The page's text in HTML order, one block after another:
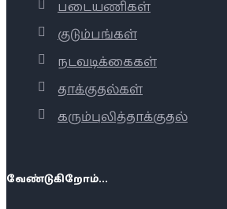
படையணிகள்
குடும்பங்கள்
நடவடிக்கைகள்
தாக்குதல்கள்
கரும்புலித்தாக்குதல்
வேண்டுகிறோம்...